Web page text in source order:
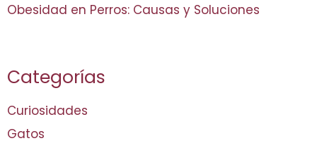
Obesidad en Perros: Causas y Soluciones
Categorías
Curiosidades
Gatos